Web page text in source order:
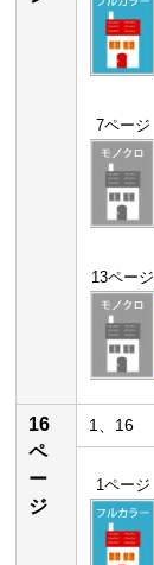
7ページ
13ページ
16
ペ
ー
ジ
1、16
1ページ